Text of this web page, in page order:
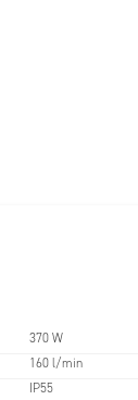
370 W
160 l/min
IP55